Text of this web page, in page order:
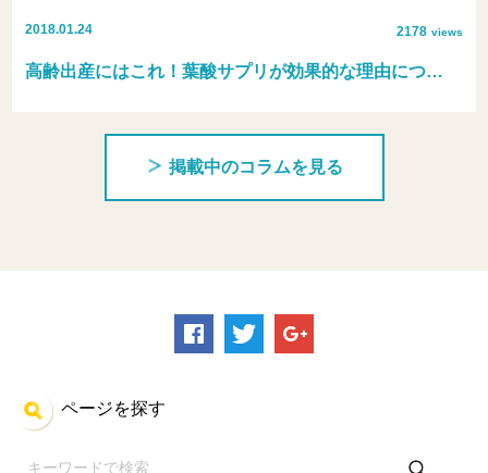
2018.01.24 2178 views
高齢出産にはこれ！葉酸サプリが効果的な理由につ…
掲載中のコラムを見る
ページを探す